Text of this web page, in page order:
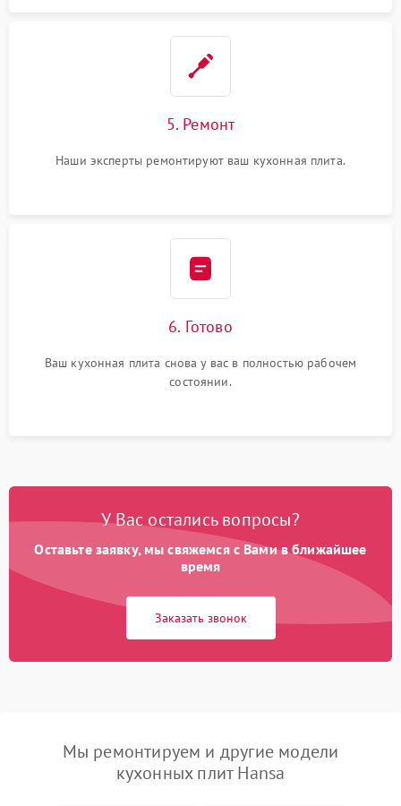
5. Ремонт
Наши эксперты ремонтируют ваш кухонная плита.
6. Готово
Ваш кухонная плита снова у вас в полностью рабочем
состоянии.
У Вас остались вопросы?
Оставьте заявку, мы свяжемся с Вами в ближайшее
время
Заказать звонок
Мы ремонтируем и другие модели
кухонных плит Hansa